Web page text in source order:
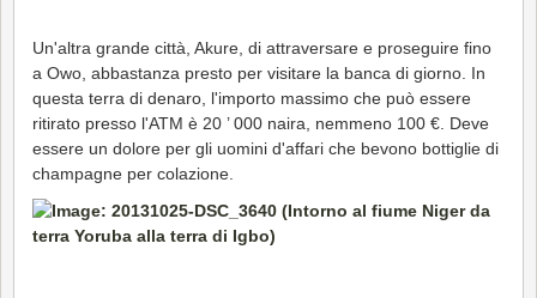
Un'altra grande città, Akure, di attraversare e proseguire fino
a Owo, abbastanza presto per visitare la banca di giorno. In
questa terra di denaro, l'importo massimo che può essere
ritirato presso l'ATM è 20 ’ 000 naira, nemmeno 100 €. Deve
essere un dolore per gli uomini d'affari che bevono bottiglie di
champagne per colazione.